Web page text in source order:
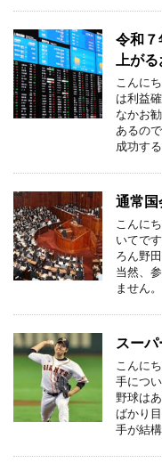
令和
上がる
こんに
は利益
なかお
あるの
成功す
通常
こんに
いてで
ろん野
当然、
ません
スー
こんに
手につ
野球は
ばかり
手が結